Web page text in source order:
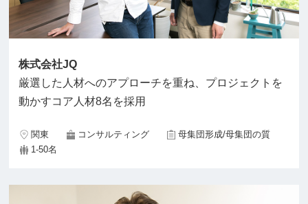
株式会社JQ
厳選した人材へのアプローチを重ね、プロジェクトを
動かすコア人材8名を採用
関東 コンサルティング
母集団形成/母集団の質
1-50名